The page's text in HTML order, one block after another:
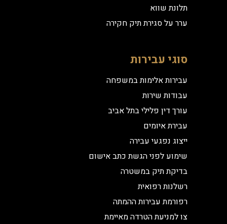
תלונת שווא
ערר על סגירת תיק חקירה
סוגי עבירות
עבירות אלימות במשפחה
עבודות שירות
עורך דין פלילי בתל אביב
עבירת איומים
ייצוג נפגעי עבירה
שימוע לפני הגשת כתב אישום
בדיקת תיק במשטרה
רשלנות רפואית
רפורמת עבירות ההמתה
צו למניעת הטרדה מאיימת